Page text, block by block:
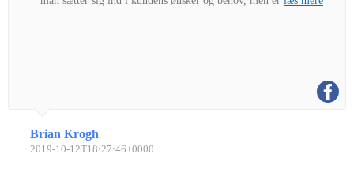
Brian Krogh
2019-10-12T18:27:46+0000